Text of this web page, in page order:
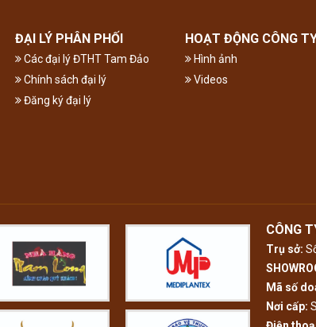
ĐẠI LÝ PHÂN PHỐI
Các đại lý ĐTHT Tam Đảo
Chính sách đại lý
Đăng ký đại lý
HOẠT ĐỘNG CÔNG
Hình ảnh
Videos
CÔNG
Trụ sở:
Mã số
Nơi cấp: